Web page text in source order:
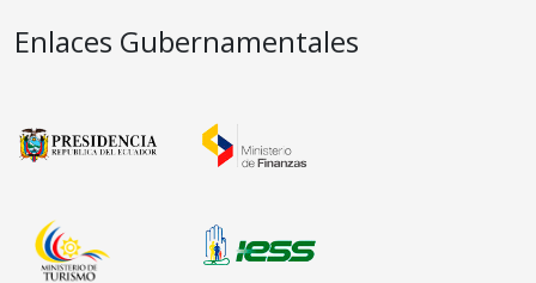
Enlaces Gubernamentales